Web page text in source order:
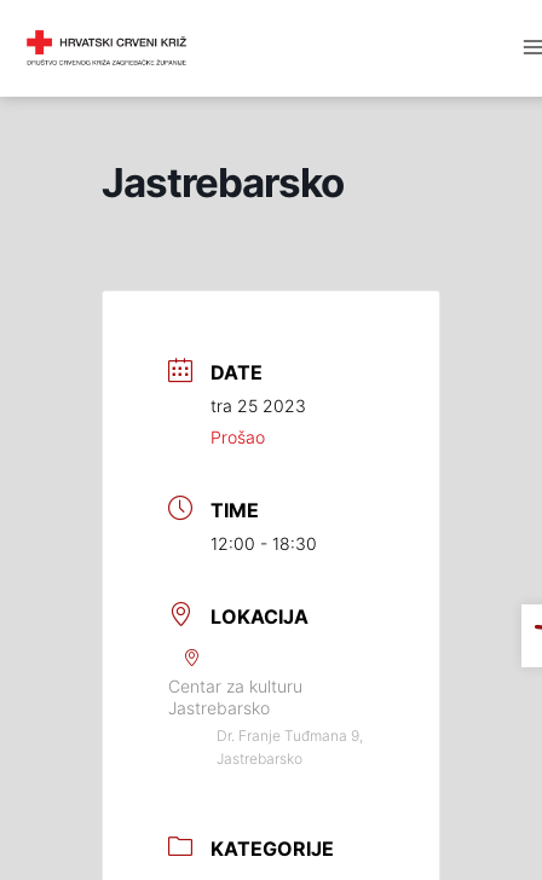
Jastrebarsko
DATE
tra 25 2023
Prošao
TIME
12:00 - 18:30
LOKACIJA
Centar za kulturu
Jastrebarsko
Dr. Franje Tuđmana 9,
Jastrebarsko
KATEGORIJE